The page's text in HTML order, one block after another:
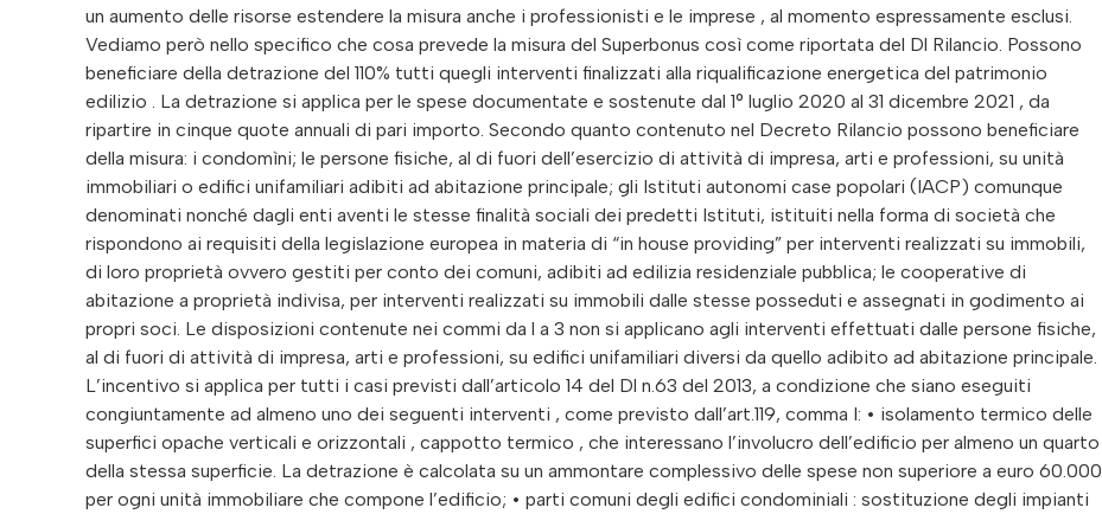
un aumento delle risorse estendere la misura anche i professionisti e le imprese , al momento espressamente esclusi.
Vediamo però nello specifico che cosa prevede la misura del Superbonus così come riportata del Dl Rilancio. Possono
beneficiare della detrazione del 110% tutti quegli interventi finalizzati alla riqualificazione energetica del patrimonio
edilizio . La detrazione si applica per le spese documentate e sostenute dal 1° luglio 2020 al 31 dicembre 2021 , da
ripartire in cinque quote annuali di pari importo. Secondo quanto contenuto nel Decreto Rilancio possono beneficiare
della misura: i condomìni; le persone fisiche, al di fuori dell’esercizio di attività di impresa, arti e professioni, su unità
immobiliari o edifici unifamiliari adibiti ad abitazione principale; gli Istituti autonomi case popolari (IACP) comunque
denominati nonché dagli enti aventi le stesse finalità sociali dei predetti Istituti, istituiti nella forma di società che
rispondono ai requisiti della legislazione europea in materia di “in house providing” per interventi realizzati su immobili,
di loro proprietà ovvero gestiti per conto dei comuni, adibiti ad edilizia residenziale pubblica; le cooperative di
abitazione a proprietà indivisa, per interventi realizzati su immobili dalle stesse posseduti e assegnati in godimento ai
propri soci. Le disposizioni contenute nei commi da l a 3 non si applicano agli interventi effettuati dalle persone fisiche,
al di fuori di attività di impresa, arti e professioni, su edifici unifamiliari diversi da quello adibito ad abitazione principale.
L’incentivo si applica per tutti i casi previsti dall’articolo 14 del Dl n.63 del 2013, a condizione che siano eseguiti
congiuntamente ad almeno uno dei seguenti interventi , come previsto dall’art.119, comma I: • isolamento termico delle
superfici opache verticali e orizzontali , cappotto termico , che interessano l’involucro dell’edificio per almeno un quarto
della stessa superficie. La detrazione è calcolata su un ammontare complessivo delle spese non superiore a euro 60.000
per ogni unità immobiliare che compone l’edificio; • parti comuni degli edifici condominiali : sostituzione degli impianti